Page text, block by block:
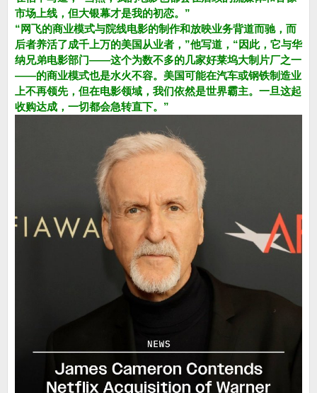
市场上线，但大银幕才是我的初恋。”
“网飞的商业模式与院线电影的制作和放映业务背道而驰，而
后者养活了成千上万的美国从业者，”他写道，“因此，它与华
纳兄弟电影部门——这个为数不多的几家好莱坞大制片厂之一
——的商业模式也是水火不容。美国可能在汽车或钢铁制造业
上不再领先，但在电影领域，我们依然是世界霸主。一旦这起
收购达成，一切都会急转直下。”